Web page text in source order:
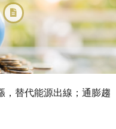
，替代能源出線；通膨趨